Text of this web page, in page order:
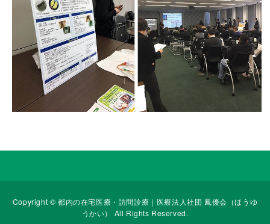
Copyright © 都内の在宅医療・訪問診療｜医療法人社団 鳳優会（ほうゆ
うかい） All Rights Reserved.